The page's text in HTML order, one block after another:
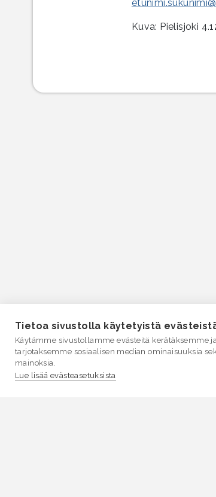
Kuva: Pielisjoki
Tietoa sivustolla käytetyistä
Käytämme sivustollamme evästeitä kerätäksemme
tarjotaksemme sosiaalisen median ominaisuuksia
mainoksia.
Lue lisää evästeasetuksista